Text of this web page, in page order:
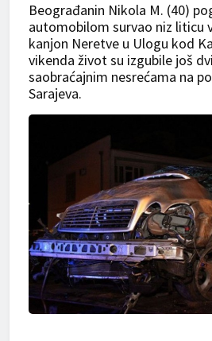
Beograđanin Nikola M. (40)
automobilom survao niz liticu
kanjon Neretve u Ulogu kod
vikenda život su izgubile još
saobraćajnim nesrećama na
Sarajeva.